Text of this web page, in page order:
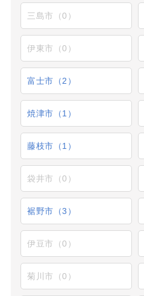
三島市（0）
伊東市（0）
富士市（2）
焼津市（1）
藤枝市（1）
袋井市（0）
裾野市（3）
伊豆市（0）
菊川市（0）